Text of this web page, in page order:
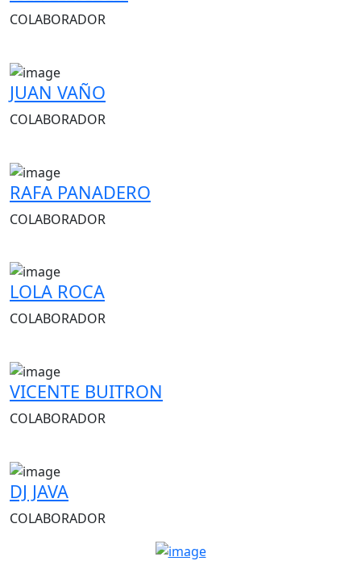
COLABORADOR
JUAN VAÑO
COLABORADOR
RAFA PANADERO
COLABORADOR
LOLA ROCA
COLABORADOR
VICENTE BUITRON
COLABORADOR
DJ JAVA
COLABORADOR